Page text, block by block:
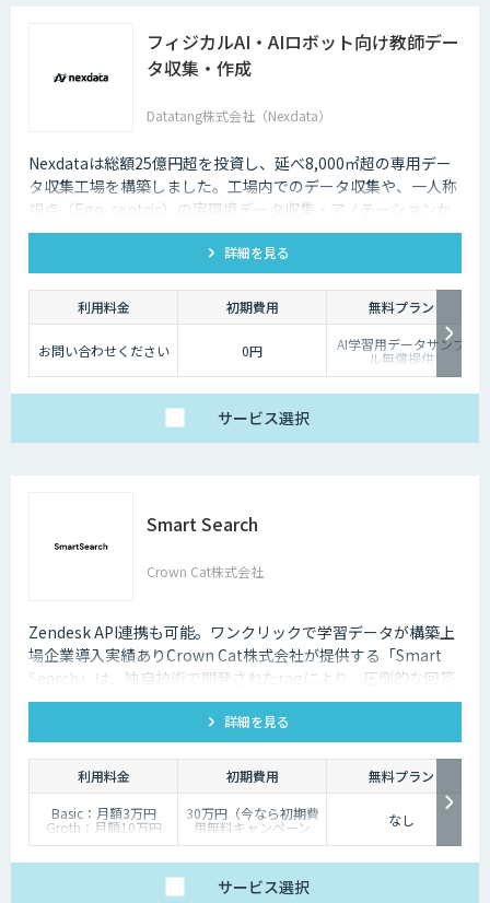
フィジカルAI・AIロボット向け教師デー
タ収集・作成
Datatang株式会社（Nexdata）
Nexdataは総額25億円超を投資し、延べ8,000㎡超の専用デー
タ収集工場を構築しました。工場内でのデータ収集や、一人称
視点（Ego-centric）の実環境データ収集・アノテーションか
ら、環境認識・意思決定・動作制御に対応した既製データセッ
トまで、フィジカルAI開発を加速させる包括的なデータソリュ
ーションを提供いたします。
詳細を見る
利用料金 初期費用 無料プラン
お問い合わせください 0円 AI学習用データサンプ
ル無償提供
サービス選択
Smart Search
Crown Cat株式会社
Zendesk API連携も可能。ワンクリックで学習データが構築上
場企業導入実績ありCrown Cat株式会社が提供する「Smart
Search」は、独自技術で開発されたragにより、圧倒的な回答
精度を誇るAIチャットボットです。また回答精度が悪い時は管
理画面から簡単にご自身でチューニングができる、簡単でかつ
高精度な特徴があります。
詳細を見る
利用料金 初期費用
無料プラン
Basic：月額3万円
Groth：月額10万円
Enterprise：月額20万
30万円（今なら初期費
用無料キャンペーン
中）
なし
サービス選択